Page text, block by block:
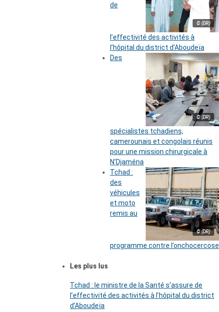
© (DR)
de
l’effectivité des activités à
l’hôpital du district d’Aboudeïa
© (DR)
Des
spécialistes tchadiens,
camerounais et congolais réunis
pour une mission chirurgicale à
N’Djaména
© (DR)
Tchad :
des
véhicules
et moto
remis au
programme contre l’onchocercose
Les plus lus
Tchad : le ministre de la Santé s’assure de
l’effectivité des activités à l’hôpital du district
d’Aboudeïa